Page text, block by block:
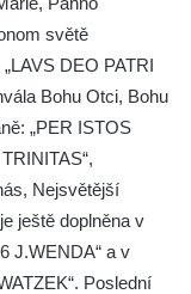
světě
DEO PATRI
Bohu Otci, Bohu
„PER ISTOS
Nejsvětější
ještě doplněna v
J.WENDA“ a v
Poslední